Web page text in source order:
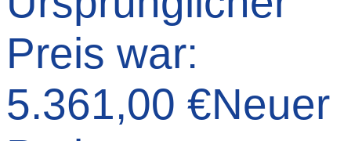
Preis war:
5.361,00 €Neuer